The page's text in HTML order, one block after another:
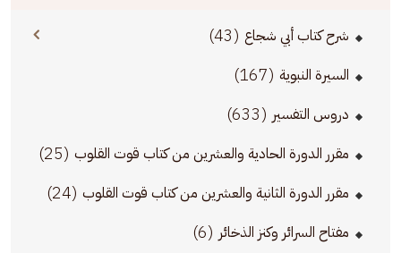
شرح كتاب أبي شجاع (43)
السيرة النبوية (167)
دروس التفسير (633)
مقرر الدورة الحادية والعشرين من كتاب قوت القلوب (25)
مقرر الدورة الثانية والعشرين من كتاب قوت القلوب (24)
مفتاح السرائر وكنز الذخائر (6)